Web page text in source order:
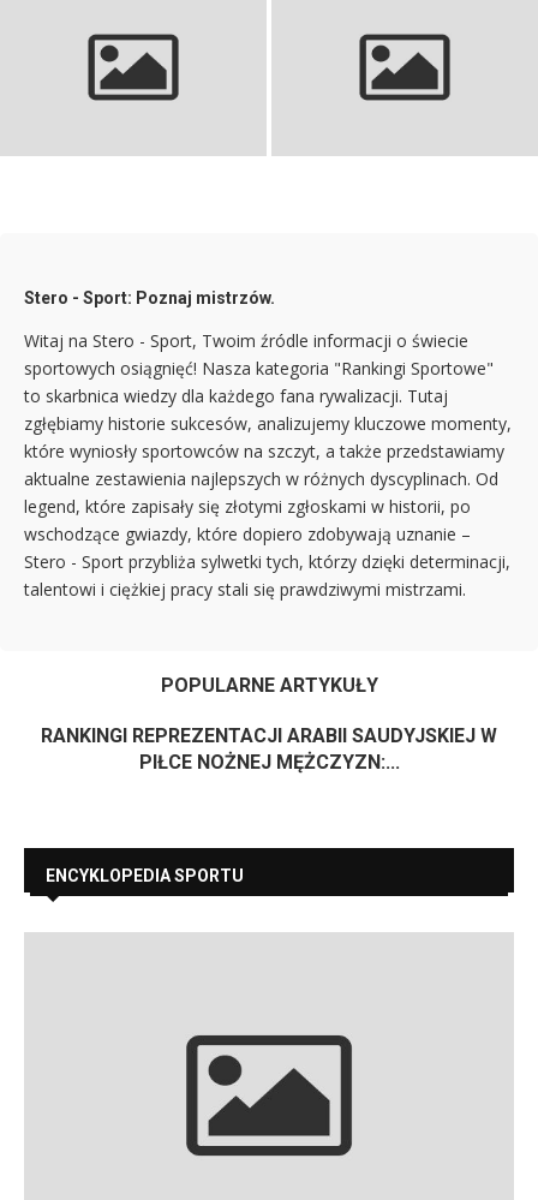
Stero - Sport: Poznaj mistrzów.
Witaj na Stero - Sport, Twoim źródle informacji o świecie
sportowych osiągnięć! Nasza kategoria "Rankingi Sportowe"
to skarbnica wiedzy dla każdego fana rywalizacji. Tutaj
zgłębiamy historie sukcesów, analizujemy kluczowe momenty,
które wyniosły sportowców na szczyt, a także przedstawiamy
aktualne zestawienia najlepszych w różnych dyscyplinach. Od
legend, które zapisały się złotymi zgłoskami w historii, po
wschodzące gwiazdy, które dopiero zdobywają uznanie –
Stero - Sport przybliża sylwetki tych, którzy dzięki determinacji,
talentowi i ciężkiej pracy stali się prawdziwymi mistrzami.
POPULARNE ARTYKUŁY
RANKINGI REPREZENTACJI ARABII SAUDYJSKIEJ W
PIŁCE NOŻNEJ MĘŻCZYZN:...
ENCYKLOPEDIA SPORTU